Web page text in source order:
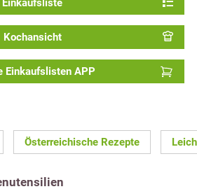
Einkaufsliste
Kochansicht
Einkaufslisten APP
Österreichische Rezepte